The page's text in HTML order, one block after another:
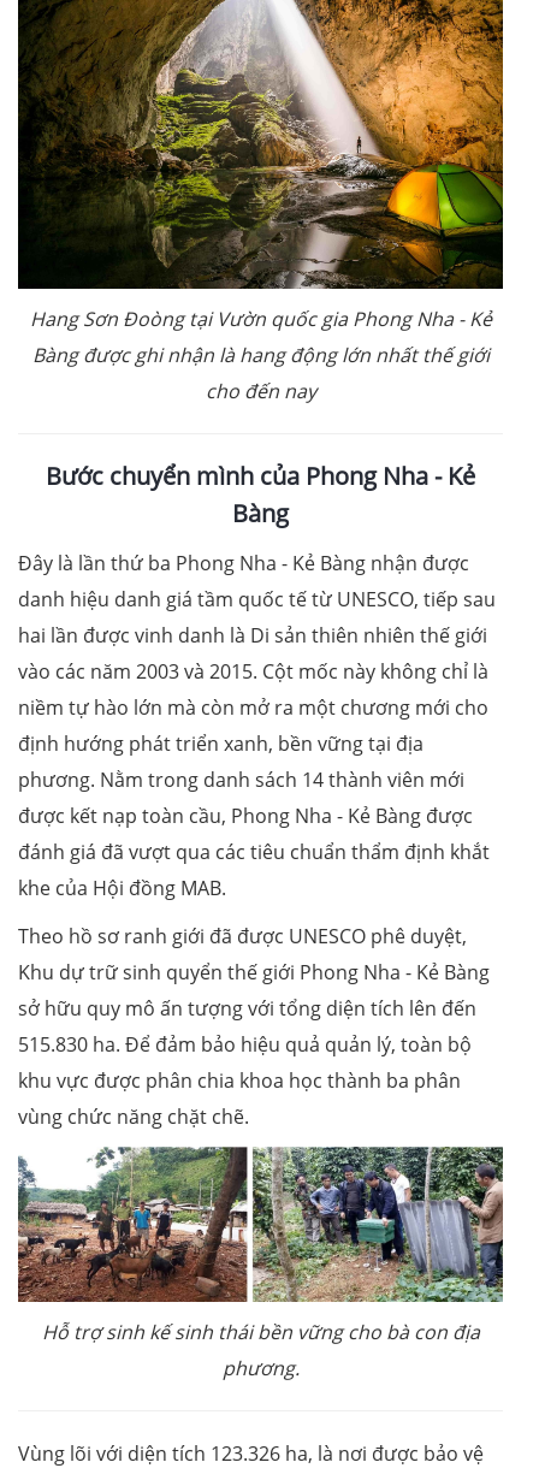
Hang Sơn Đoòng tại Vườn quốc gia Phong Nha - Kẻ
Bàng được ghi nhận là hang động lớn nhất thế giới
cho đến nay
Bước chuyển mình của Phong Nha - Kẻ
Bàng
Đây là lần thứ ba Phong Nha - Kẻ Bàng nhận được
danh hiệu danh giá tầm quốc tế từ UNESCO, tiếp sau
hai lần được vinh danh là Di sản thiên nhiên thế giới
vào các năm 2003 và 2015. Cột mốc này không chỉ là
niềm tự hào lớn mà còn mở ra một chương mới cho
định hướng phát triển xanh, bền vững tại địa
phương. Nằm trong danh sách 14 thành viên mới
được kết nạp toàn cầu, Phong Nha - Kẻ Bàng được
đánh giá đã vượt qua các tiêu chuẩn thẩm định khắt
khe của Hội đồng MAB.
Theo hồ sơ ranh giới đã được UNESCO phê duyệt,
Khu dự trữ sinh quyển thế giới Phong Nha - Kẻ Bàng
sở hữu quy mô ấn tượng với tổng diện tích lên đến
515.830 ha. Để đảm bảo hiệu quả quản lý, toàn bộ
khu vực được phân chia khoa học thành ba phân
vùng chức năng chặt chẽ.
Hỗ trợ sinh kế sinh thái bền vững cho bà con địa
phương.
Vùng lõi với diện tích 123.326 ha, là nơi được bảo vệ